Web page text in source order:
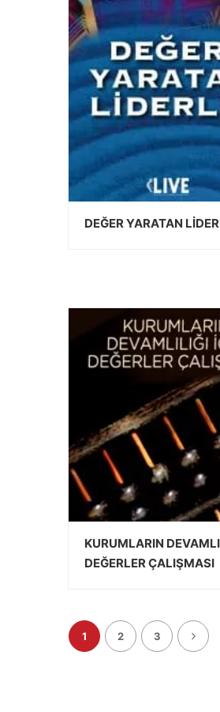
DEĞER YARATAN
KURUMLARIN
DEĞERLER ÇALIŞMASI
DEVAMINI OKU
1 2 3